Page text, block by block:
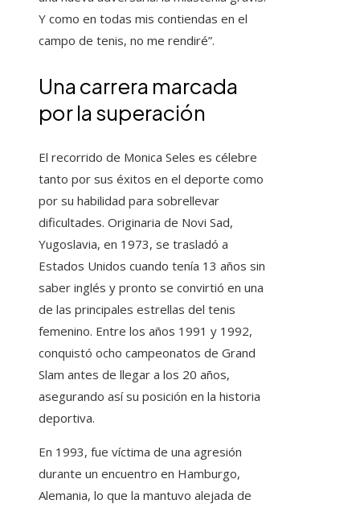
Y como en todas mis contiendas en el
campo de tenis, no me rendiré”.
Una carrera marcada
por la superación
El recorrido de Monica Seles es célebre
tanto por sus éxitos en el deporte como
por su habilidad para sobrellevar
dificultades. Originaria de Novi Sad,
Yugoslavia, en 1973, se trasladó a
Estados Unidos cuando tenía 13 años sin
saber inglés y pronto se convirtió en una
de las principales estrellas del tenis
femenino. Entre los años 1991 y 1992,
conquistó ocho campeonatos de Grand
Slam antes de llegar a los 20 años,
asegurando así su posición en la historia
deportiva.
En 1993, fue víctima de una agresión
durante un encuentro en Hamburgo,
Alemania, lo que la mantuvo alejada de